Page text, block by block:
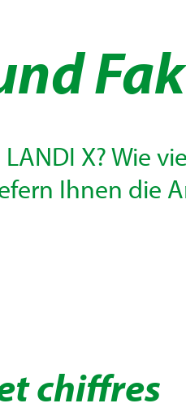
X? Wie
Ihnen die
chiffres